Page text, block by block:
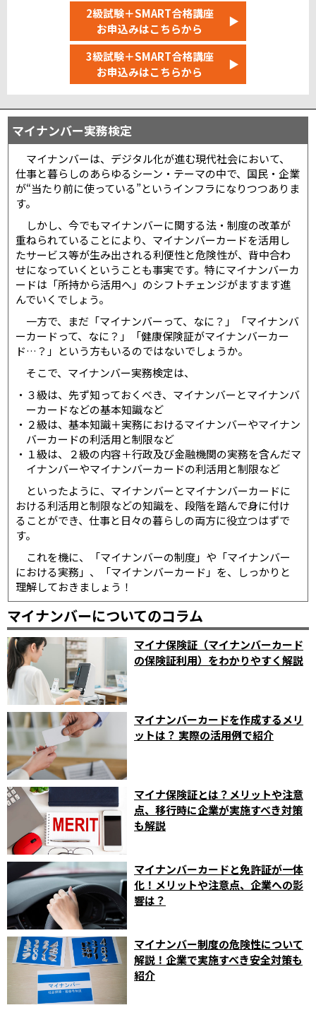
山口パソコン教室糸米テストセンター
徳島テストセンター
満席
高松テストセンター
満席
九州・沖縄
システムランド熊本テストセンター
八幡西テストセンター
博多駅前テストセンター
長崎万才町テストセンター
満席
大分オアシステストセンター
満席
システムランド宮崎テストセンター
満席
折りたたむ
2級試験＋SMART合格講座
お申込みはこちらから
▶
3級試験＋SMART合格講座
お申込みはこちらから
▶
マイナンバー実務検定
マイナンバーは、デジタル化が進む現代社会において、
仕事と暮らしのあらゆるシーン・テーマの中で、国民・企業
が“当たり前に使っている”というインフラになりつつありま
す。
しかし、今でもマイナンバーに関する法・制度の改革が
重ねられていることにより、マイナンバーカードを活用し
たサービス等が生み出される利便性と危険性が、背中合わ
せになっていくということも事実です。特にマイナンバーカ
ードは「所持から活用へ」のシフトチェンジがますます進
んでいくでしょう。
一方で、まだ「マイナンバーって、なに？」「マイナンバ
ーカードって、なに？」「健康保険証がマイナンバーカー
ド…？」という方もいるのではないでしょうか。
そこで、マイナンバー実務検定は、
３級は、先ず知っておくべき、マイナンバーとマイナンバ
ーカードなどの基本知識など
２級は、基本知識＋実務におけるマイナンバーやマイナン
バーカードの利活用と制限など
１級は、２級の内容＋行政及び金融機関の実務を含んだマ
イナンバーやマイナンバーカードの利活用と制限など
といったように、マイナンバーとマイナンバーカードに
おける利活用と制限などの知識を、段階を踏んで身に付け
ることができ、仕事と日々の暮らしの両方に役立つはずで
す。
これを機に、「マイナンバーの制度」や「マイナンバー
における実務」、「マイナンバーカード」を、しっかりと
理解しておきましょう！
マイナンバーについてのコラム
マイナ保険証（マイナンバーカード
の保険証利用）をわかりやすく解説
マイナンバーカードを作成するメリ
ットは？ 実際の活用例で紹介
マイナ保険証とは？メリットや注意
点、移行時に企業が実施すべき対策
も解説
マイナンバーカードと免許証が一体
化！メリットや注意点、企業への影
響は？
マイナンバー制度の危険性について
解説！企業で実施すべき安全対策も
紹介